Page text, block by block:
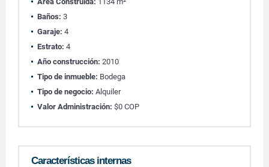
Baños: 3
Garaje: 4
Estrato: 4
Año construcción: 2010
Tipo de inmueble: Bodega
Tipo de negocio: Alquiler
Valor Administración: $0 COP
Características internas